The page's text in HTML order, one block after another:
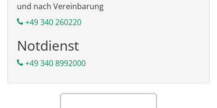
und nach Vereinbarung
+49 340 260220
Notdienst
+49 340 8992000